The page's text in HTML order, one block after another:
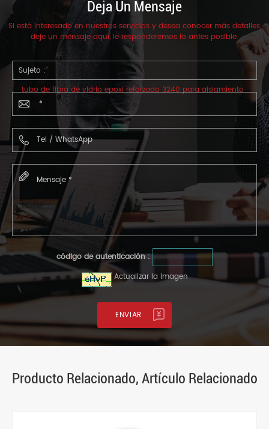
Deja Un Mensaje
Si está interesado en nuestros servicios y desea conocer más detalles,
deje un mensaje aquí, le responderemos lo antes posible.
Sujeto :
tubo de fibra de vidrio epoxi reforzado 3240 para aislamiento
código de autenticación :
Actualizar la imagen
Producto Relacionado, Artículo Relacionado